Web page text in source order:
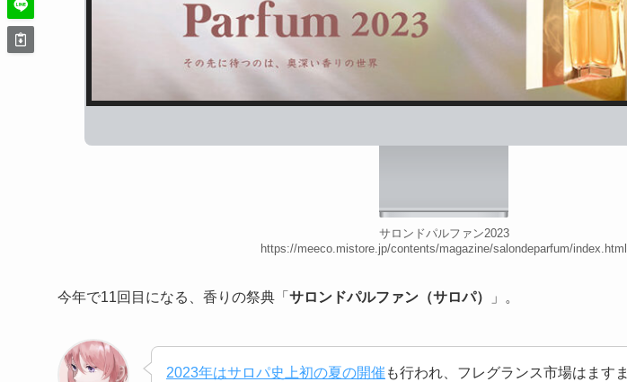
サロンドパルファン2023
https://meeco.mistore.jp/contents/magazine/salondeparfum/index.html
今年で11回目になる、香りの祭典「 サロンドパルファン（サロパ） 」。
2023年はサロパ史上初の夏の開催 も行われ、フレグランス市場はますま